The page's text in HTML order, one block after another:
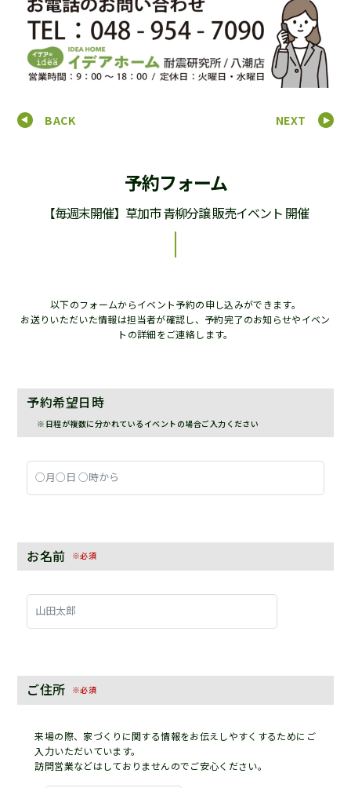
BACK NEXT
予約フォーム
【毎週末開催】草加市 青柳分譲 販売イベント 開催
以下のフォームからイベント予約の申し込みができます。
お送りいただいた情報は担当者が確認し、予約完了のお知らせやイベン
トの詳細をご連絡します。
予約希望日時
※日程が複数に分かれているイベントの場合ご入力ください
お名前 ※必須
ご住所 ※必須
来場の際、家づくりに関する情報をお伝えしやすくするためにご
入力いただいています。
訪問営業などはしておりませんのでご安心ください。